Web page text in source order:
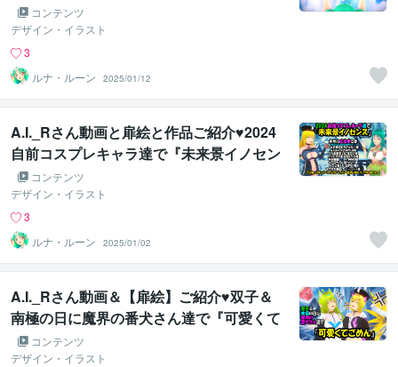
コンテンツ
デザイン・イラスト
3
ルナ・ルーン
2025/01/12
A.I._Rさん動画と扉絵と作品ご紹介♥2024
自前コスプレキャラ達で『未来景イノセン
ス』♥コンテンツ
デザイン・イラスト
3
ルナ・ルーン
2025/01/02
A.I._Rさん動画＆【扉絵】ご紹介♥双子＆
南極の日に魔界の番犬さん達で『可愛くて
ごめん』♥
コンテンツ
デザイン・イラスト